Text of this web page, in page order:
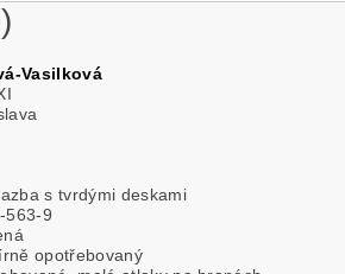
Vasilková
s tvrdými deskami
563-9
opotřebovaný